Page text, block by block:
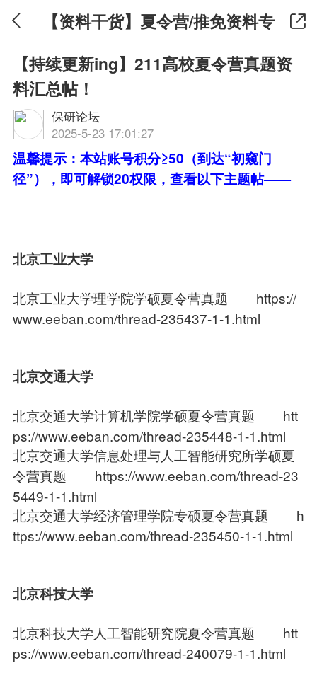
【资料干货】夏令营/推免资料专
版
【持续更新ing】211高校夏令营真题资
料汇总帖！
保研论坛
2025-5-23 17:01:27
温馨提示：本站账号积分≥50（到达“初窥门
径”），即可解锁20权限，查看以下主题帖——
北京工业大学
北京工业大学理学院学硕夏令营真题 https://
www.eeban.com/thread-235437-1-1.html
北京交通大学
北京交通大学计算机学院学硕夏令营真题 htt
ps://www.eeban.com/thread-235448-1-1.html
北京交通大学信息处理与人工智能研究所学硕夏
令营真题 https://www.eeban.com/thread-23
5449-1-1.html
北京交通大学经济管理学院专硕夏令营真题 h
ttps://www.eeban.com/thread-235450-1-1.html
北京科技大学
北京科技大学人工智能研究院夏令营真题 htt
ps://www.eeban.com/thread-240079-1-1.html